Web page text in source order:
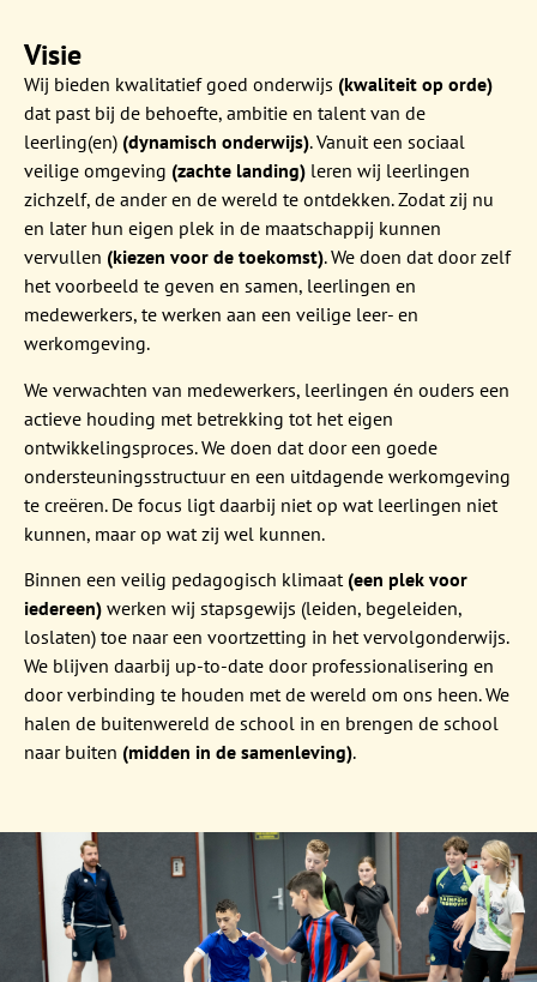
Visie
Wij bieden kwalitatief goed onderwijs (kwaliteit op orde)
dat past bij de behoefte, ambitie en talent van de
leerling(en) (dynamisch onderwijs). Vanuit een sociaal
veilige omgeving (zachte landing) leren wij leerlingen
zichzelf, de ander en de wereld te ontdekken. Zodat zij nu
en later hun eigen plek in de maatschappij kunnen
vervullen (kiezen voor de toekomst). We doen dat door zelf
het voorbeeld te geven en samen, leerlingen en
medewerkers, te werken aan een veilige leer- en
werkomgeving.
We verwachten van medewerkers, leerlingen én ouders een
actieve houding met betrekking tot het eigen
ontwikkelingsproces. We doen dat door een goede
ondersteuningsstructuur en een uitdagende werkomgeving
te creëren. De focus ligt daarbij niet op wat leerlingen niet
kunnen, maar op wat zij wel kunnen.
Binnen een veilig pedagogisch klimaat (een plek voor
iedereen) werken wij stapsgewijs (leiden, begeleiden,
loslaten) toe naar een voortzetting in het vervolgonderwijs.
We blijven daarbij up-to-date door professionalisering en
door verbinding te houden met de wereld om ons heen. We
halen de buitenwereld de school in en brengen de school
naar buiten (midden in de samenleving).